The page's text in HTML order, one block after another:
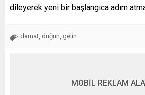
dileyerek yeni bir başlangıca adım
damat düğün gelin
MOBİL REKLAM